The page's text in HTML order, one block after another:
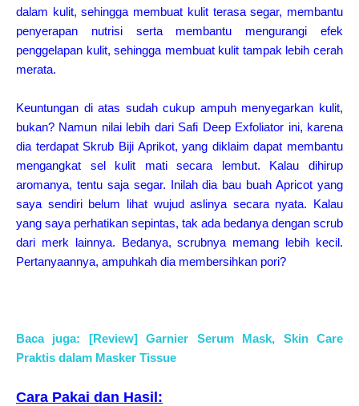
dalam kulit, sehingga membuat kulit terasa segar, membantu
penyerapan nutrisi serta membantu mengurangi efek
penggelapan kulit, sehingga membuat kulit tampak lebih cerah
merata.
Keuntungan di atas sudah cukup ampuh menyegarkan kulit,
bukan? Namun nilai lebih dari Safi Deep Exfoliator ini, karena
dia terdapat Skrub Biji Aprikot, yang diklaim dapat membantu
mengangkat sel kulit mati secara lembut. Kalau dihirup
aromanya, tentu saja segar. Inilah dia bau buah Apricot yang
saya sendiri belum lihat wujud aslinya secara nyata. Kalau
yang saya perhatikan sepintas, tak ada bedanya dengan scrub
dari merk lainnya. Bedanya, scrubnya memang lebih kecil.
Pertanyaannya, ampuhkah dia membersihkan pori?
Baca juga: [Review] Garnier Serum Mask, Skin Care
Praktis dalam Masker Tissue
Cara Pakai dan Hasil: